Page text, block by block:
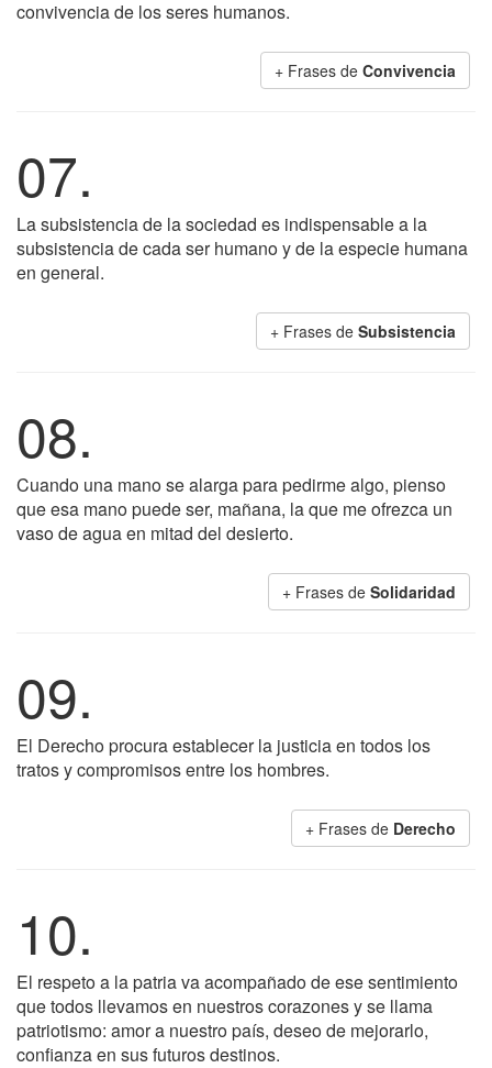
convivencia de los seres humanos.
+ Frases de Convivencia
07.
La subsistencia de la sociedad es indispensable a la
subsistencia de cada ser humano y de la especie humana
en general.
+ Frases de Subsistencia
08.
Cuando una mano se alarga para pedirme algo, pienso
que esa mano puede ser, mañana, la que me ofrezca un
vaso de agua en mitad del desierto.
+ Frases de Solidaridad
09.
El Derecho procura establecer la justicia en todos los
tratos y compromisos entre los hombres.
+ Frases de Derecho
10.
El respeto a la patria va acompañado de ese sentimiento
que todos llevamos en nuestros corazones y se llama
patriotismo: amor a nuestro país, deseo de mejorarlo,
confianza en sus futuros destinos.